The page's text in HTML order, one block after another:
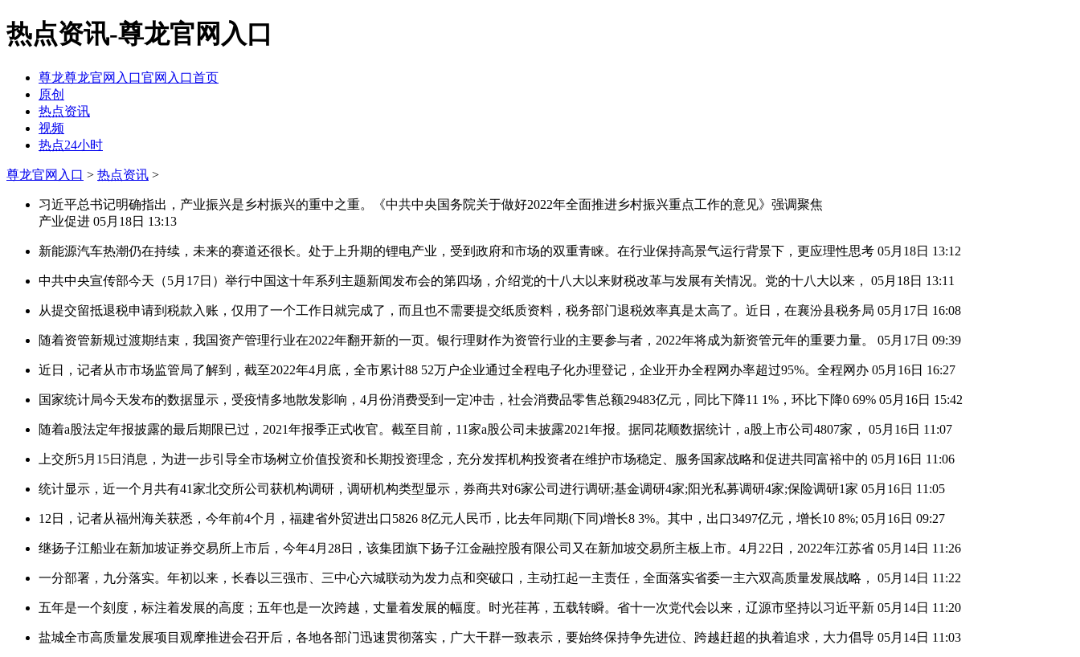
热点资讯-尊龙官网入口
尊龙尊龙官网入口官网入口首页
原创
热点资讯
视频
热点24小时
尊龙官网入口 > 热点资讯 >
习近平总书记明确指出，产业振兴是乡村振兴的重中之重。《中共中央国务院关于做好2022年全面推进乡村振兴重点工作的意见》强调聚焦
产业促进 05月18日 13:13
新能源汽车热潮仍在持续，未来的赛道还很长。处于上升期的锂电产业，受到政府和市场的双重青睐。在行业保持高景气运行背景下，更应理性思考 05月18日 13:12
中共中央宣传部今天（5月17日）举行中国这十年系列主题新闻发布会的第四场，介绍党的十八大以来财税改革与发展有关情况。党的十八大以来， 05月18日 13:11
从提交留抵退税申请到税款入账，仅用了一个工作日就完成了，而且也不需要提交纸质资料，税务部门退税效率真是太高了。近日，在襄汾县税务局 05月17日 16:08
随着资管新规过渡期结束，我国资产管理行业在2022年翻开新的一页。银行理财作为资管行业的主要参与者，2022年将成为新资管元年的重要力量。 05月17日 09:39
近日，记者从市市场监管局了解到，截至2022年4月底，全市累计88 52万户企业通过全程电子化办理登记，企业开办全程网办率超过95%。全程网办 05月16日 16:27
国家统计局今天发布的数据显示，受疫情多地散发影响，4月份消费受到一定冲击，社会消费品零售总额29483亿元，同比下降11 1%，环比下降0 69% 05月16日 15:42
随着a股法定年报披露的最后期限已过，2021年报季正式收官。截至目前，11家a股公司未披露2021年报。据同花顺数据统计，a股上市公司4807家， 05月16日 11:07
上交所5月15日消息，为进一步引导全市场树立价值投资和长期投资理念，充分发挥机构投资者在维护市场稳定、服务国家战略和促进共同富裕中的 05月16日 11:06
统计显示，近一个月共有41家北交所公司获机构调研，调研机构类型显示，券商共对6家公司进行调研;基金调研4家;阳光私募调研4家;保险调研1家 05月16日 11:05
12日，记者从福州海关获悉，今年前4个月，福建省外贸进出口5826 8亿元人民币，比去年同期(下同)增长8 3%。其中，出口3497亿元，增长10 8%; 05月16日 09:27
继扬子江船业在新加坡证券交易所上市后，今年4月28日，该集团旗下扬子江金融控股有限公司又在新加坡交易所主板上市。4月22日，2022年江苏省 05月14日 11:26
一分部署，九分落实。年初以来，长春以三强市、三中心六城联动为发力点和突破口，主动扛起一主责任，全面落实省委一主六双高质量发展战略， 05月14日 11:22
五年是一个刻度，标注着发展的高度；五年也是一次跨越，丈量着发展的幅度。时光荏苒，五载转瞬。省十一次党代会以来，辽源市坚持以习近平新 05月14日 11:20
盐城全市高质量发展项目观摩推进会召开后，各地各部门迅速贯彻落实，广大干群一致表示，要始终保持争先进位、跨越赶超的执着追求，大力倡导 05月14日 11:03